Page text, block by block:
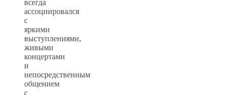
всегда
ассоциировался
с
яркими
выступлениями,
живыми
концертами
и
непосредственным
общением
с